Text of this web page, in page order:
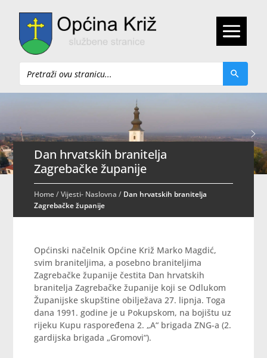
Pretraži
Dan hrvatskih branitelja
Zagrebačke županije
Home/Vijesti- Naslovna / Dan hrvatskih branitelja
Zagrebačke županije
Općinski načelnik Općine Križ Marko Magdić,
svim braniteljima, a posebno braniteljima
Zagrebačke županije čestita Dan hrvatskih
branitelja Zagrebačke županije koji se Odlukom
Županijske skupštine obilježava 27. lipnja. Toga
dana 1991. godine je u Pokupskom, na bojištu uz
rijeku Kupu raspoređena 2. „A“ brigada ZNG-a (2.
gardijska brigada „Gromovi“).